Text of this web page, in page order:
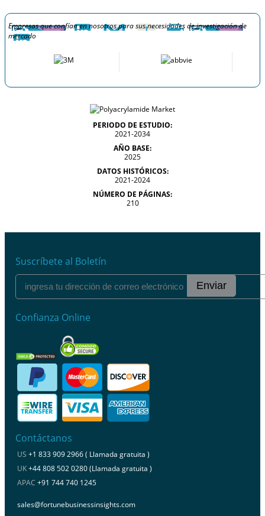
Empresas que confían en nosotros para sus necesidades de investigación de
mercado
PERIODO DE ESTUDIO:
2021-2034
AÑO BASE:
2025
DATOS HISTÓRICOS:
2021-2024
NÚMERO DE PÁGINAS:
210
Suscríbete al Boletín
Enviar
Confianza Online
Contáctanos
US +1 833 909 2966 ( Llamada gratuita )
UK+44 808 502 0280 (Llamada gratuita )
APAC +91 744 740 1245
sales@fortunebusinessinsights.com